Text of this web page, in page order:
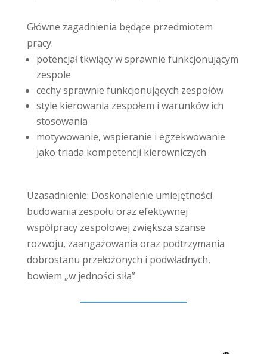
Główne zagadnienia będące przedmiotem
pracy:
potencjał tkwiący w sprawnie funkcjonującym
zespole
cechy sprawnie funkcjonujących zespołów
style kierowania zespołem i warunków ich
stosowania
motywowanie, wspieranie i egzekwowanie
jako triada kompetencji kierowniczych
Uzasadnienie: Doskonalenie umiejętności
budowania zespołu oraz efektywnej
współpracy zespołowej zwiększa szanse
rozwoju, zaangażowania oraz podtrzymania
dobrostanu przełożonych i podwładnych,
bowiem „w jedności siła”